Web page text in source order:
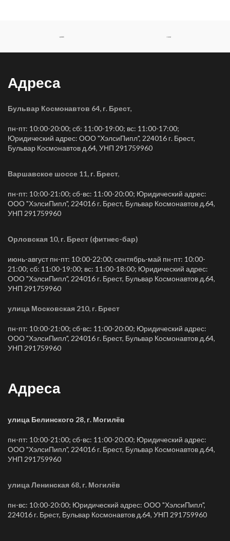
Адреса
Бульвар Космонавтов 64, г. Брест,
пн-пт: 10:00-20:00; сб: 11:00-19:00; вс: 11:00-17:00;
Юридический адрес: ООО "ХэлсиПипл", 224016 г. Брест,
Бульвар Космонавтов д.64, УНП 291759960
Варшавское шоссе 11, г. Брест,
пн-пт: 10:00-21:00; сб-вс: 11:00-20:00; Юридический адрес:
ООО "ХэлсиПипл", 224016 г. Брест, Бульвар Космонавтов д.64,
УНП 291759960
Орловская 10, г. Брест (фитнес-бар)
июнь-август пн-пт: 10:00-22:00; сентябрь-май пн-пт: 10:00-
21:00; сб: 11:00-19:00; вс: 11:00-18:00; Юридический адрес:
ООО "ХэлсиПипл", 224016 г. Брест, Бульвар Космонавтов д.64,
УНП 291759960
улица Московская 210, г. Брест
пн-пт: 10:00-21:00; сб-вс: 11:00-20:00; Юридический адрес:
ООО "ХэлсиПипл", 224016 г. Брест, Бульвар Космонавтов д.64,
УНП 291759960
Адреса
улица Белинского 28, г. Могилёв
пн-пт: 10:00-21:00; сб-вс: 11:00-20:00; Юридический адрес:
ООО "ХэлсиПипл", 224016 г. Брест, Бульвар Космонавтов д.64,
УНП 291759960
улица Ленинская 68, г. Могилёв
пн-вс: 10:00-20:00; Юридический адрес: ООО "ХэлсиПипл",
224016 г. Брест, Бульвар Космонавтов д.64, УНП 291759960